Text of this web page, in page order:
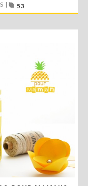
| 53